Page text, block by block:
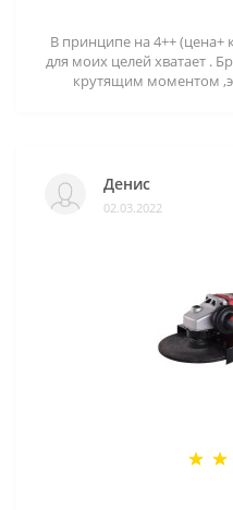
В принципе на 4++ (цена+
для моих целей хватает .
крутящим моментом
Денис
02.03.2022